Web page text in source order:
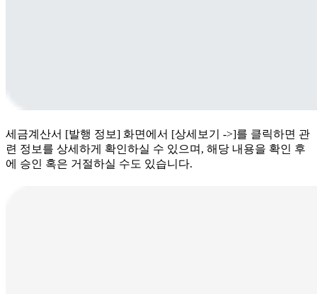
세금계산서 [발행 정보] 화면에서 [상세보기 ->]를 클릭하면 관
련 정보를 상세하게 확인하실 수 있으며, 해당 내용을 확인 후
에 승인 혹은 거절하실 수도 있습니다.